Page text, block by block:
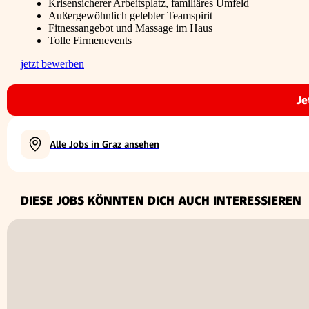
Krisensicherer Arbeitsplatz, familiäres Umfeld
Außergewöhnlich gelebter Teamspirit
Fitnessangebot und Massage im Haus
Tolle Firmenevents
jetzt bewerben
Alle Jobs in Graz ansehen
DIESE JOBS KÖNNTEN DICH AUCH INTERESSIEREN